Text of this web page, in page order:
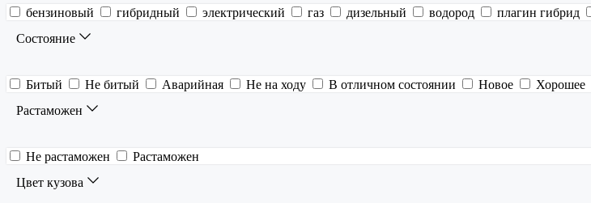
бензиновый гибридный электрический газ дизельный водород плагин гибрид
Состояние
Битый Не битый Аварийная Не на ходу В отличном состоянии Новое Хорошее
Растаможен
Не растаможен
Растаможен
Цвет кузова